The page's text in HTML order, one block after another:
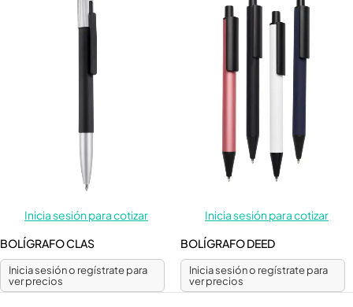
Inicia sesión para cotizar
BOLÍGRAFO CLAS
Inicia sesión o regístrate para
ver precios
Inicia sesión para cotizar
BOLÍGRAFO DEED
Inicia sesión o regístrate para
ver precios